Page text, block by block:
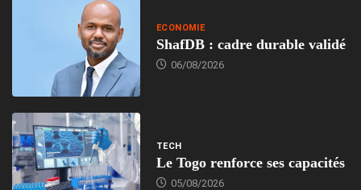
ECONOMIE
ShafDB : cadre durable validé
06/08/2026
TECH
Le Togo renforce ses capacités
05/08/2026